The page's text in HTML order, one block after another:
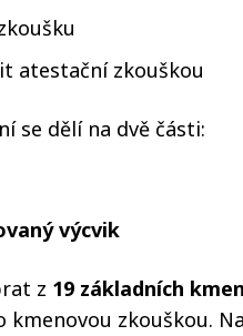
atestační zkouškou
se dělí na dvě části:
výcvik
z 19 základních
kmenovou zkouškou.